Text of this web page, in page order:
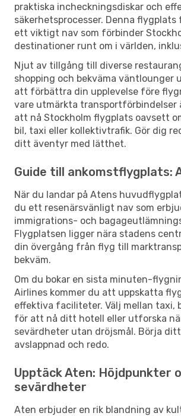
praktiska incheckningsdiskar och
säkerhetsprocesser. Denna flygplats
ett viktigt nav som förbinder
destinationer runt om i världen,
Njut av tillgång till diverse
shopping och bekväma väntlounger
att förbättra din upplevelse före
vare utmärkta transportförbindelser
att nå Stockholm flygplats oavsett
bil, taxi eller kollektivtrafik. Gör dig
ditt äventyr med lätthet.
Guide till ankomstflygplats:
När du landar på Atens
du ett resenärsvänligt nav som
immigrations- och
Flygplatsen ligger nära stadens
din övergång från flyg till
bekväm.
Om du bokar en sista minuten-
Airlines kommer du att uppskatta
effektiva faciliteter. Välj mellan taxi,
för att nå ditt hotell eller utforska
sevärdheter utan dröjsmål. Börja
avslappnad och redo.
Upptäck Aten: Höjdpunkter
sevärdheter
Aten erbjuder en rik blandning av